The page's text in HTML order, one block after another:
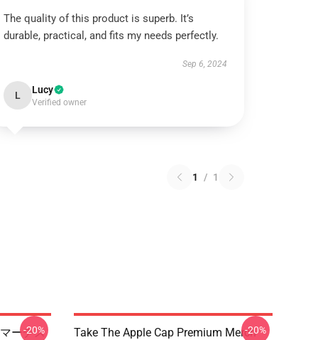
The quality of this product is superb. It’s
durable, practical, and fits my needs perfectly.
Sep 6, 2024
L Lucy
Verified owner
1 / 1
ーチス
-20%
Take The Apple Cap Premium Merch-20%